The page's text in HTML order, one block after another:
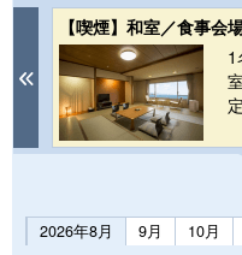
Previous
【喫煙】和室／食事会
1
2026年8月
9月 10月